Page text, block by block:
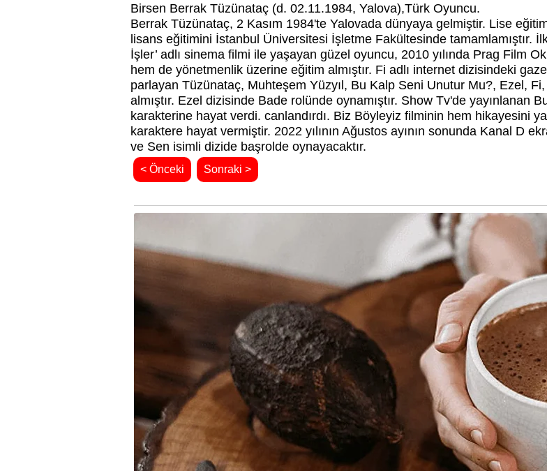
Birsen Berrak Tüzünataç (d. 02.11.1984, Yalova),Türk Oyuncu.
Berrak Tüzünataç, 2 Kasım 1984'te Yalovada dünyaya gelmiştir. Lise
lisans eğitimini İstanbul Üniversitesi İşletme Fakültesinde tamamlamıştır.
İşler’ adlı sinema filmi ile yaşayan güzel oyuncu, 2010 yılında Prag Film
hem de yönetmenlik üzerine eğitim almıştır. Fi adlı internet dizisindeki
parlayan Tüzünataç, Muhteşem Yüzyıl, Bu Kalp Seni Unutur Mu?, Ezel,
almıştır. Ezel dizisinde Bade rolünde oynamıştır. Show Tv'de yayınlanan
karakterine hayat verdi. canlandırdı. Biz Böyleyiz filminin hem hikayesini
karaktere hayat vermiştir. 2022 yılının Ağustos ayının sonunda Kanal D
ve Sen isimli dizide başrolde oynayacaktır.
< Önceki Sonraki >